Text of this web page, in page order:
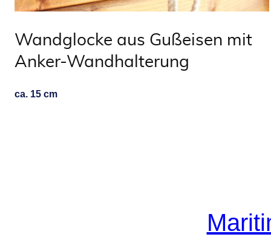
Wandglocke aus Gußeisen mit
Anker-Wandhalterung
ca. 15 cm